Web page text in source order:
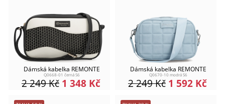
Dámská kabelka REMONTE
Q0668-01 černá S6
1 348 Kč
2 249Kč
Dámská kabelka REMONTE
Q0670-10 modrá S6
1 592 Kč
2 249Kč